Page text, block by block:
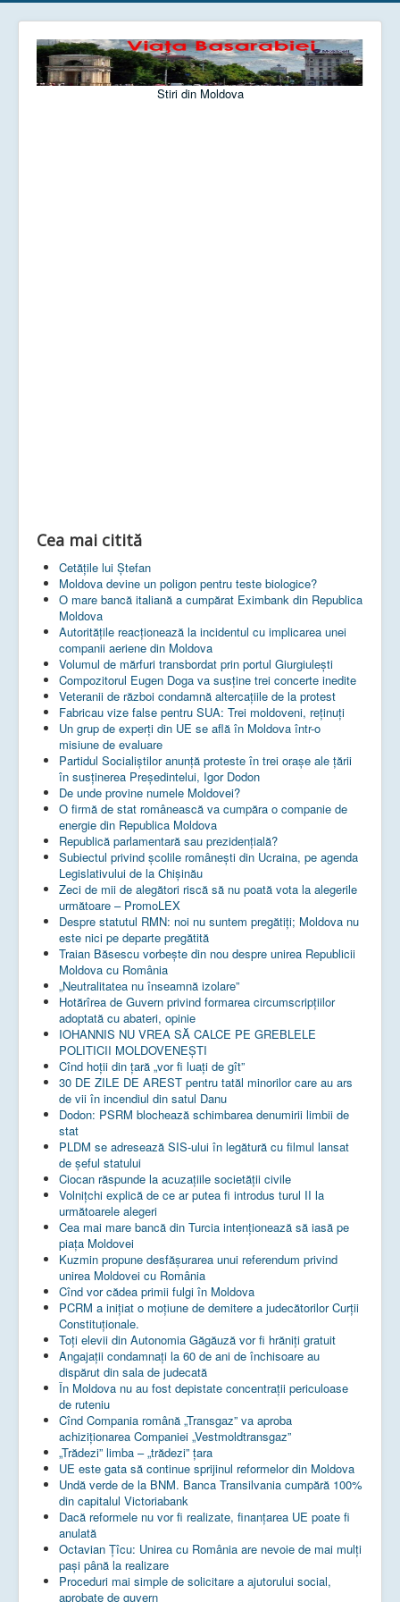
Stiri din Moldova
Cea mai citită
Cetățile lui Ștefan
Moldova devine un poligon pentru teste biologice?
O mare bancă italiană a cumpărat Eximbank din Republica
Moldova
Autoritățile reacționează la incidentul cu implicarea unei
companii aeriene din Moldova
Volumul de mărfuri transbordat prin portul Giurgiulești
Compozitorul Eugen Doga va susţine trei concerte inedite
Veteranii de război condamnă altercaţiile de la protest
Fabricau vize false pentru SUA: Trei moldoveni, reținuți
Un grup de experţi din UE se află în Moldova într-o
misiune de evaluare
Partidul Socialiștilor anunță proteste în trei orașe ale țării
în susținerea Președintelui, Igor Dodon
De unde provine numele Moldovei?
O firmă de stat românească va cumpăra o companie de
energie din Republica Moldova
Republică parlamentară sau prezidențială?
Subiectul privind şcolile româneşti din Ucraina, pe agenda
Legislativului de la Chişinău
Zeci de mii de alegători riscă să nu poată vota la alegerile
următoare – PromoLEX
Despre statutul RMN: noi nu suntem pregătiți; Moldova nu
este nici pe departe pregătită
Traian Băsescu vorbește din nou despre unirea Republicii
Moldova cu România
„Neutralitatea nu înseamnă izolare”
Hotărîrea de Guvern privind formarea circumscripțiilor
adoptată cu abateri, opinie
IOHANNIS NU VREA SĂ CALCE PE GREBLELE
POLITICII MOLDOVENEȘTI
Cînd hoții din țară „vor fi luați de gît”
30 DE ZILE DE AREST pentru tatăl minorilor care au ars
de vii în incendiul din satul Danu
Dodon: PSRM blochează schimbarea denumirii limbii de
stat
PLDM se adresează SIS-ului în legătură cu filmul lansat
de șeful statului
Ciocan răspunde la acuzațiile societății civile
Volnițchi explică de ce ar putea fi introdus turul II la
următoarele alegeri
Cea mai mare bancă din Turcia intenționează să iasă pe
piața Moldovei
Kuzmin propune desfășurarea unui referendum privind
unirea Moldovei cu România
Cînd vor cădea primii fulgi în Moldova
PCRM a iniţiat o moţiune de demitere a judecătorilor Curţii
Constituţionale.
Toţi elevii din Autonomia Găgăuză vor fi hrăniţi gratuit
Angajații condamnați la 60 de ani de închisoare au
dispărut din sala de judecată
În Moldova nu au fost depistate concentrații periculoase
de ruteniu
Cînd Compania română „Transgaz” va aproba
achiziționarea Companiei „Vestmoldtransgaz”
„Trădezi” limba – „trădezi” țara
UE este gata să continue sprijinul reformelor din Moldova
Undă verde de la BNM. Banca Transilvania cumpără 100%
din capitalul Victoriabank
Dacă reformele nu vor fi realizate, finanţarea UE poate fi
anulată
Octavian Țîcu: Unirea cu România are nevoie de mai mulți
pași până la realizare
Proceduri mai simple de solicitare a ajutorului social,
aprobate de guvern